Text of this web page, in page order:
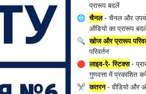
प्रारूप बदलें
🌐 चैनल- चैनल और
ऑडियो का प्रारूप
🔍 खोज और प्रारूप
परिवर्तन
🔴 लाइव-रे- स्टिक्स-
गुणवत्ता में प्रकाशित
✂️ कतरन- वीडियो और